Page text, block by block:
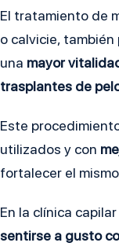
El tratamiento de
o calvicie,
una mayor
trasplantes de
Este
utilizados y con
fortalecer el
En la clínica
sentirse a gusto